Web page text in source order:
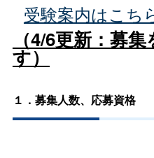
受験案内はこち
（4/6更新：募
す）
１．募集人数、応募資格